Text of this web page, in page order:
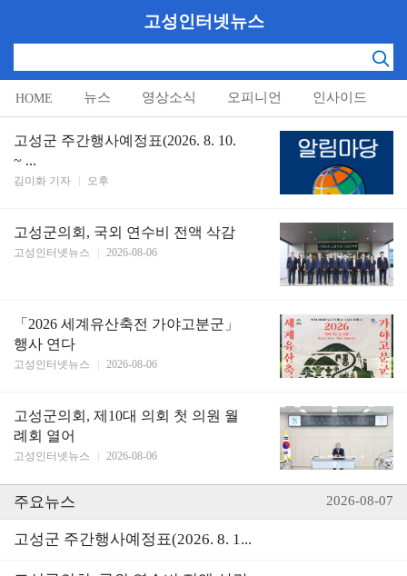
고성인터넷뉴스
HOME 뉴스 영상소식 오피니언 인사이드
알림마당
고성군 주간행사예정표(2026. 8. 10.
~ ...
김미화 기자 오후
고성군의회, 국외 연수비 전액 삭감
고성인터넷뉴스 2026-08-06
「2026 세계유산축전 가야고분군」
행사 연다
고성인터넷뉴스 2026-08-06
고성군의회, 제10대 의회 첫 의원 월
례회 열어
고성인터넷뉴스 2026-08-06
주요뉴스 2026-08-07
고성군 주간행사예정표(2026. 8. 1...